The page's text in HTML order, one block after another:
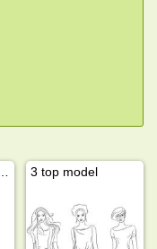
3 top model